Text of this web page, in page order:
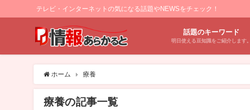
テレビ・インターネットの気になる話題やNEWSをチェック！
話題のキーワード
明日使える豆知識をご紹介します。
ホーム 療養
療養の記事一覧